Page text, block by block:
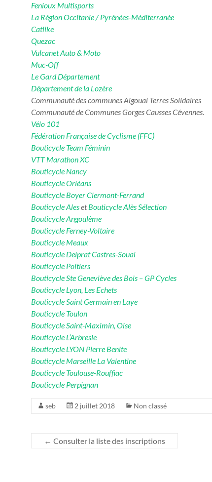
Fenioux Multisports
La Région Occitanie / Pyrénées-Méditerranée
Catlike
Quezac
Vulcanet Auto & Moto
Muc-Off
Le Gard Département
Département de la Lozère
Communauté des communes Aigoual Terres Solidaires
Communauté de Communes Gorges Causses Cévennes.
Vélo 101
Fédération Française de Cyclisme (FFC)
Bouticycle Team Féminin
VTT Marathon XC
Bouticycle Nancy
Bouticycle Orléans
Bouticycle Boyer Clermont-Ferrand
Bouticycle AlesetBouticycle Alès Sélection
Bouticycle Angoulême
Bouticycle Ferney-Voltaire
Bouticycle Meaux
Bouticycle Delprat Castres-Soual
Bouticycle Poitiers
Bouticycle Ste Geneviève des Bois – GP Cycles
Bouticycle Lyon, Les Echets
Bouticycle Saint Germain en Laye
Bouticycle Toulon
Bouticycle Saint-Maximin, Oise
Bouticycle L’Arbresle
Bouticycle LYON Pierre Benite
Bouticycle Marseille La Valentine
Bouticycle Toulouse-Rouffiac
Bouticycle Perpignan
seb 2 juillet 2018 Non classé
← Consulter la liste des inscriptions